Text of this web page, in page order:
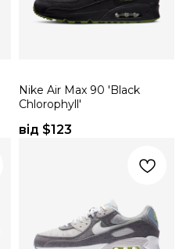
Nike Air Max 90 'Black
Chlorophyll'
від $123